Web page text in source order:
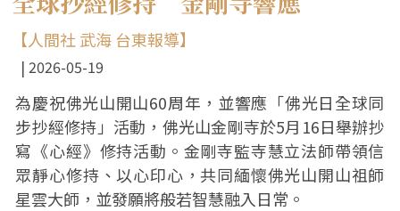
【人間社 武海 台東報導】
2026-05-19
為慶祝佛光山開山60周年，並響應「佛光日全球同
步抄經修持」活動，佛光山金剛寺於5月16日舉辦抄
寫《心經》修持活動。金剛寺監寺慧立法師帶領信
眾靜心修持、以心印心，共同緬懷佛光山開山祖師
星雲大師，並發願將般若智慧融入日常。